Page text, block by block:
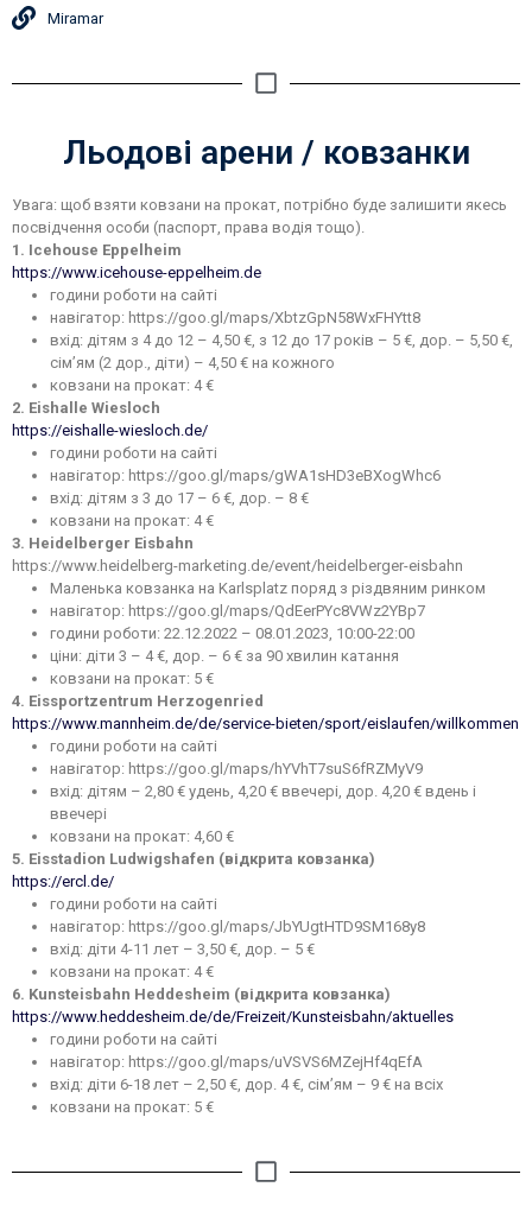
Miramar
Льодові арени / ковзанки
Увага: щоб взяти ковзани на прокат, потрібно буде залишити якесь
посвідчення особи (паспорт, права водія тощо).
1. Icehouse Eppelheim
https://www.icehouse-eppelheim.de
години роботи на сайті
навігатор: https://goo.gl/maps/XbtzGpN58WxFHYtt8
вхід: дітям з 4 до 12 – 4,50 €, з 12 до 17 років – 5 €, дор. – 5,50 €,
сім’ям (2 дор., діти) – 4,50 € на кожного
ковзани на прокат: 4 €
2. Eishalle Wiesloch
https://eishalle-wiesloch.de/
години роботи на сайті
навігатор: https://goo.gl/maps/gWA1sHD3eBXogWhc6
вхід: дітям з 3 до 17 – 6 €, дор. – 8 €
ковзани на прокат: 4 €
3. Heidelberger Eisbahn
https://www.heidelberg-marketing.de/event/heidelberger-eisbahn
Маленька ковзанка на Karlsplatz поряд з різдвяним ринком
навігатор: https://goo.gl/maps/QdEerPYc8VWz2YBp7
години роботи: 22.12.2022 – 08.01.2023, 10:00-22:00
ціни: діти 3 – 4 €, дор. – 6 € за 90 хвилин катання
ковзани на прокат: 5 €
4. Eissportzentrum Herzogenried
https://www.mannheim.de/de/service-bieten/sport/eislaufen/willkommen
години роботи на сайті
навігатор: https://goo.gl/maps/hYVhT7suS6fRZMyV9
вхід: дітям – 2,80 € удень, 4,20 € ввечері, дор. 4,20 € вдень і
ввечері
ковзани на прокат: 4,60 €
5. Eisstadion Ludwigshafen (відкрита ковзанка)
https://ercl.de/
години роботи на сайті
навігатор: https://goo.gl/maps/JbYUgtHTD9SM168y8
вхід: діти 4-11 лет – 3,50 €, дор. – 5 €
ковзани на прокат: 4 €
6. Kunsteisbahn Heddesheim (відкрита ковзанка)
https://www.heddesheim.de/de/Freizeit/Kunsteisbahn/aktuelles
години роботи на сайті
навігатор: https://goo.gl/maps/uVSVS6MZejHf4qEfA
вхід: діти 6-18 лет – 2,50 €, дор. 4 €, сім’ям – 9 € на всіх
ковзани на прокат: 5 €